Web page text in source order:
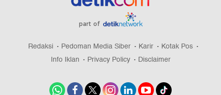
part of
Redaksi Pedoman Media Siber Karir
Kotak Pos
Info Iklan
Privacy Policy Disclaimer